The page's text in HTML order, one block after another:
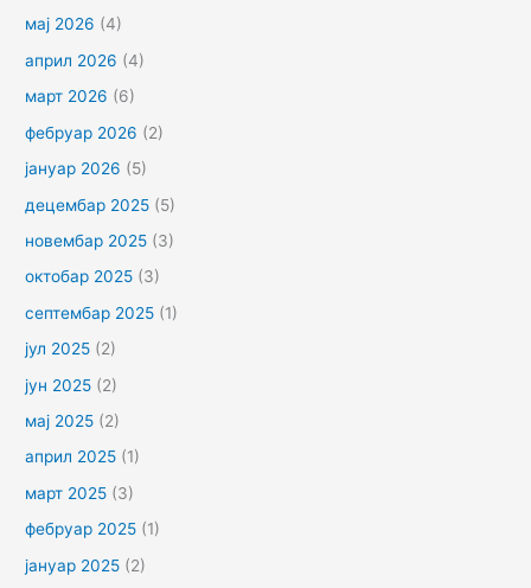
мај 2026 (4)
април 2026 (4)
март 2026 (6)
фебруар 2026 (2)
јануар 2026 (5)
децембар 2025 (5)
новембар 2025 (3)
октобар 2025 (3)
септембар 2025 (1)
јул 2025 (2)
јун 2025 (2)
мај 2025 (2)
април 2025 (1)
март 2025 (3)
фебруар 2025 (1)
јануар 2025 (2)